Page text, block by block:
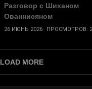
Разговор с Шиханом
Ованнисяном
26 ИЮНЬ 2026 ПРОСМОТРОВ:
LOAD MORE